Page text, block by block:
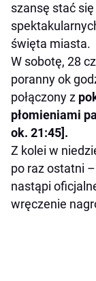
szansę stać
święta miasta.
W sobotę, 28
poranny ok
połączony z
płomieniami
ok. 21:45].
Z kolei w
po raz ostatni
nastąpi
wręczenie